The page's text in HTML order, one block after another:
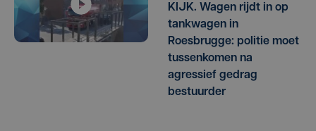
KIJK. Wagen rijdt in op
tankwagen in
Roesbrugge: politie moet
tussenkomen na
agressief gedrag
bestuurder